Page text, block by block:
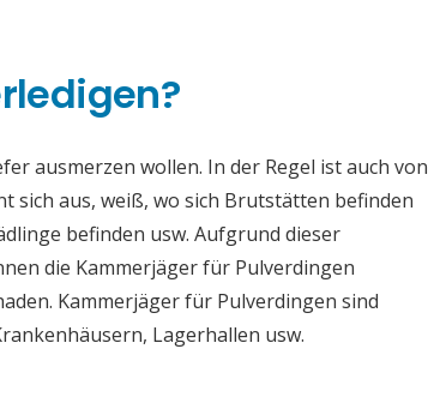
ausmerzen wollen. In der Regel ist auch von
sich aus, weiß, wo sich Brutstätten befinden
befinden usw. Aufgrund dieser
die Kammerjäger für Pulverdingen
Kammerjäger für Pulverdingen sind
Lagerhallen usw.